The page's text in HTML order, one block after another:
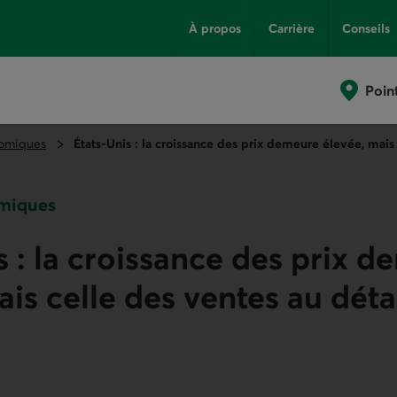
À propos Carrière Conseils
États-Unis : la croissance des prix demeure élevée,
: la croissance des prix
celle des ventes au